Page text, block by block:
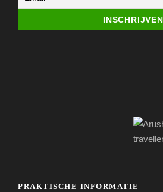
PRAKTISCHE INFORMATIE